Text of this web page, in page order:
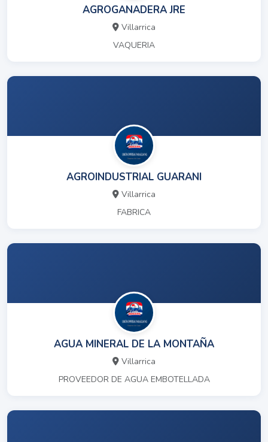
AGROGANADERA JRE
Villarrica
VAQUERIA
AGROINDUSTRIAL GUARANI
Villarrica
FABRICA
AGUA MINERAL DE LA MONTAÑA
Villarrica
PROVEEDOR DE AGUA EMBOTELLADA